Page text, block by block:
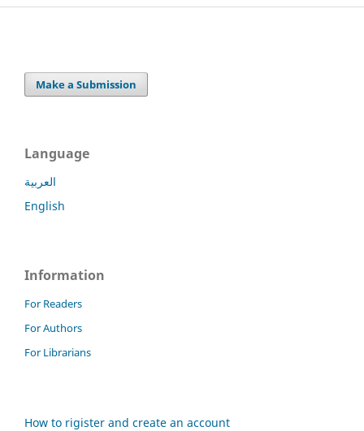
Make a Submission
Language
العربية
English
Information
For Readers
For Authors
For Librarians
How to rigister and create an account